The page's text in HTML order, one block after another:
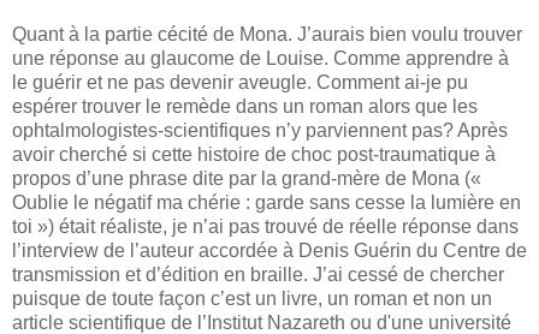
Quant à la partie cécité de Mona. J’aurais bien voulu trouver
une réponse au glaucome de Louise. Comme apprendre à
le guérir et ne pas devenir aveugle. Comment ai-je pu
espérer trouver le remède dans un roman alors que les
ophtalmologistes-scientifiques n’y parviennent pas? Après
avoir cherché si cette histoire de choc post-traumatique à
propos d’une phrase dite par la grand-mère de Mona («
Oublie le négatif ma chérie : garde sans cesse la lumière en
toi ») était réaliste, je n’ai pas trouvé de réelle réponse dans
l’interview de l’auteur accordée à Denis Guérin du Centre de
transmission et d’édition en braille. J’ai cessé de chercher
puisque de toute façon c’est un livre, un roman et non un
article scientifique de l’Institut Nazareth ou d'une université